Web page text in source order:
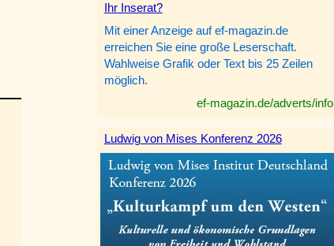
Ihr Inserat?
Mit einer Anzeige auf ef-magazin.de
erreichen Sie eine große Leserschaft.
Wahlweise Grafik oder Text bis 25 Zeilen
möglich.
ef-magazin.de/adverts/info
Ludwig von Mises Konferenz 2026